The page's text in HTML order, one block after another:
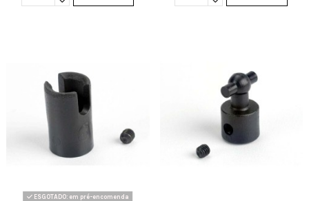
ESGOTADO: em pré-encomenda